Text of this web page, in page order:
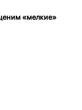
«мелкие»